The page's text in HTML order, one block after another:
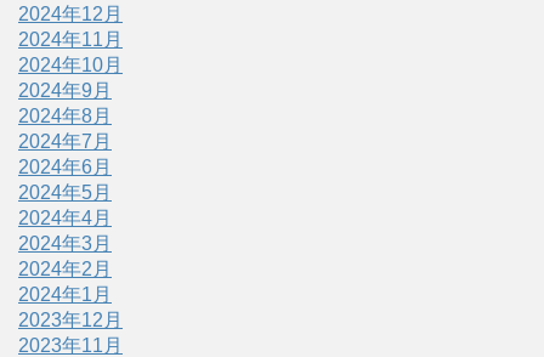
2024年12月
2024年11月
2024年10月
2024年9月
2024年8月
2024年7月
2024年6月
2024年5月
2024年4月
2024年3月
2024年2月
2024年1月
2023年12月
2023年11月